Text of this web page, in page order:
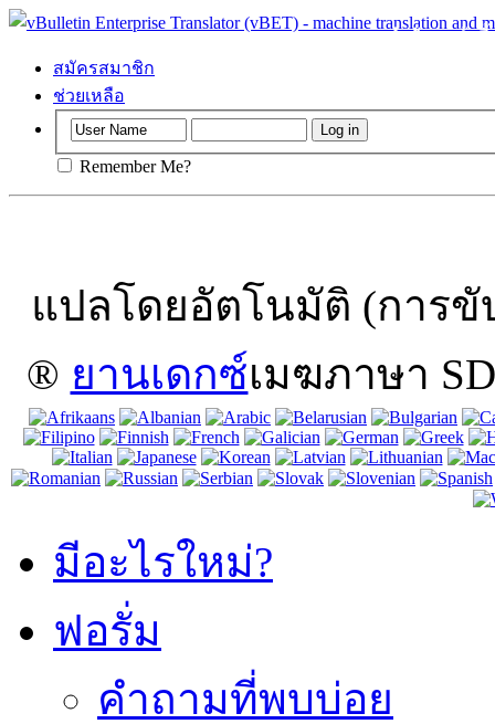
สำคัญ: หน้านี้
สมัครสมาชิก
ช่วยเหลือ
Remember Me?
แปลโดยอัตโนมัติ (การขั
® ยานเดกซ์เมฆภาษา
มีอะไรใหม่?
ฟอรั่ม
คำถามที่พบบ่อย